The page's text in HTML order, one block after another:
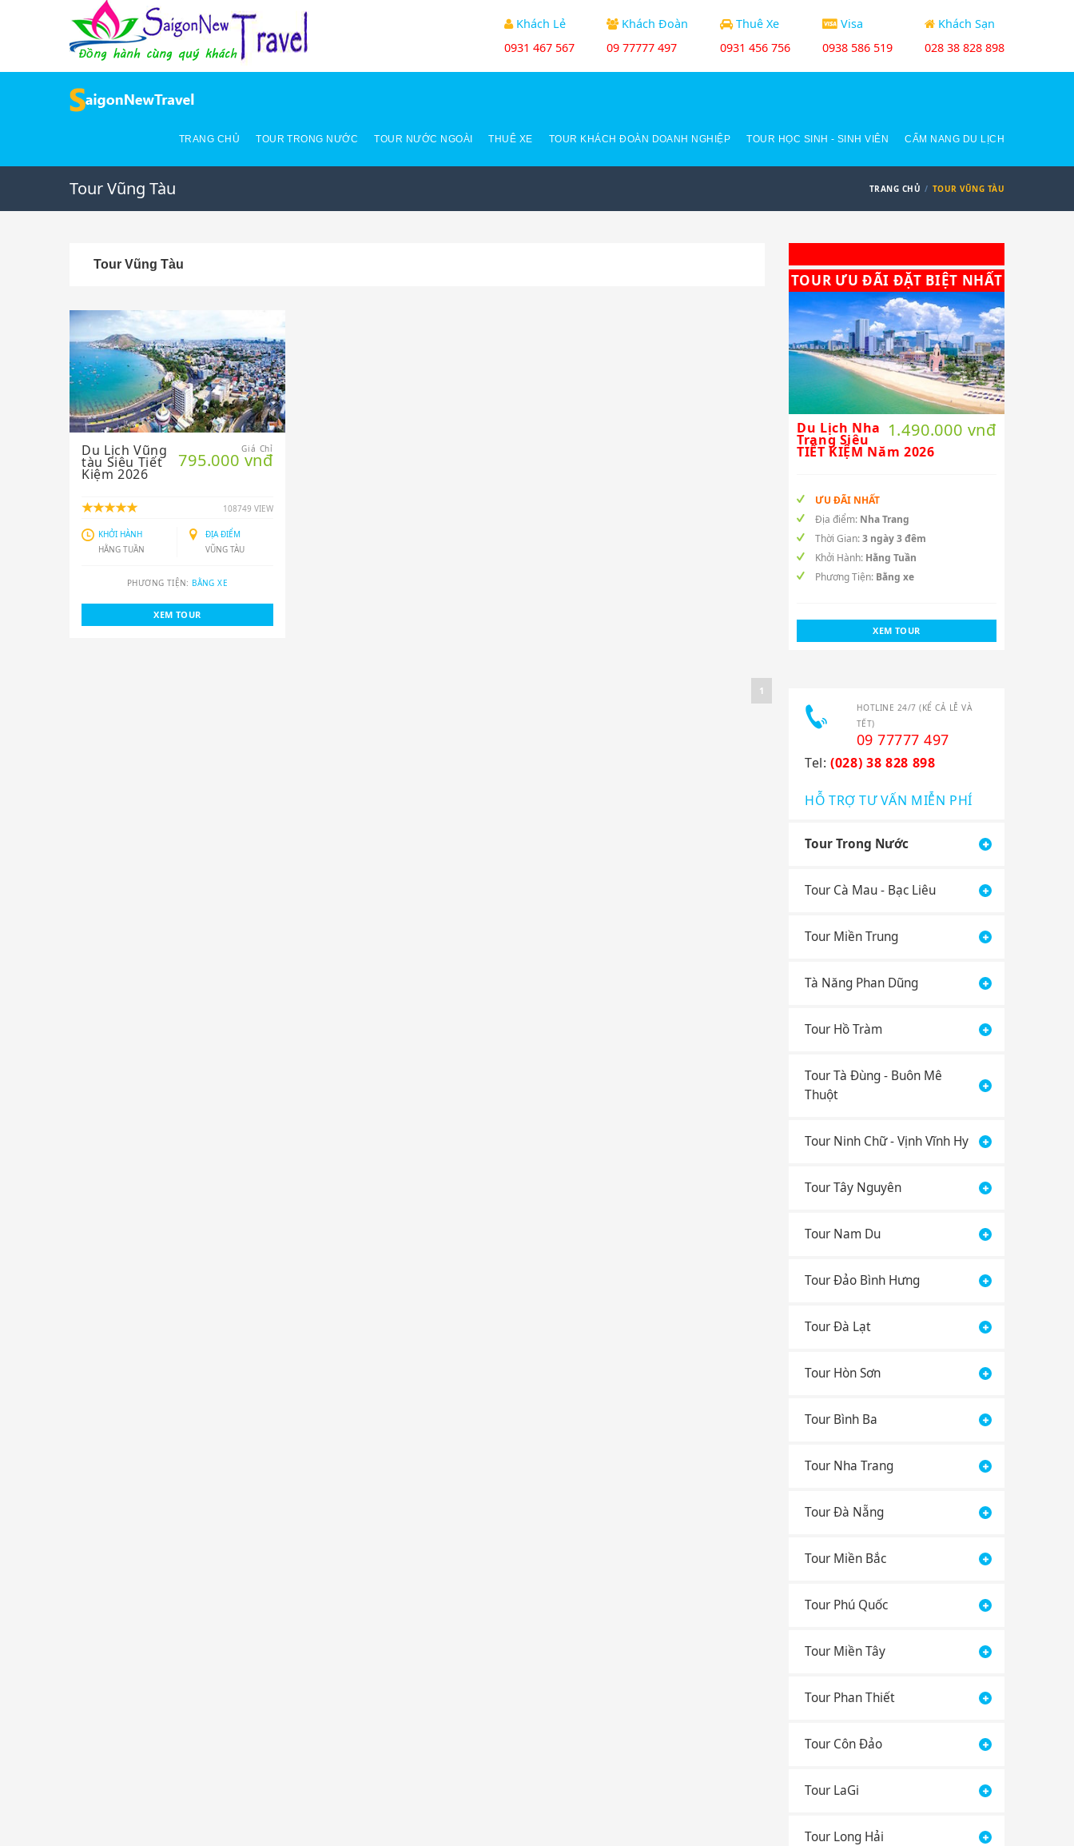
Khách Lẻ
0931 467 567
Khách Đoàn
09 77777 497
Thuê Xe
0931 456 756
Visa
0938 586 519
Khách Sạn
028 38 828 898
TRANG CHỦ TOUR TRONG NƯỚC TOUR NƯỚC NGOÀI THUÊ XE TOUR KHÁCH ĐOÀN DOANH NGHIỆP TOUR HỌC SINH - SINH VIÊN CẨM NANG DU LỊCH
Tour Vũng Tàu TRANG CHỦ TOUR VŨNG TÀU
Tour Vũng Tàu
Giá Chỉ
795.000 vnđ
Du Lịch Vũng
tàu Siêu Tiết
Kiệm 2026
108749 VIEW
KHỞI HÀNH
HẰNG TUẦN
ĐỊA ĐIỂM
VŨNG TÀU
PHƯƠNG TIỆN: BẰNG XE
XEM TOUR
1
TOUR ƯU ĐÃI ĐẶT BIỆT NHẤT
1.490.000 vnđ
Du Lịch Nha
Trang Siêu
TIẾT KIỆM Năm 2026
ƯU ĐÃI NHẤT
Địa điểm: Nha Trang
Thời Gian:3 ngày 3 đêm
Khởi Hành: Hằng Tuần
Phương Tiện: Bằng xe
XEM TOUR
HOTLINE 24/7 (KỂ CẢ LỄ VÀ
TẾT)
09 77777 497
Tel: (028) 38 828 898
HỖ TRỢ TƯ VẤN MIỄN PHÍ
Tour Trong Nước
Tour Cà Mau - Bạc Liêu
Tour Miền Trung
Tà Năng Phan Dũng
Tour Hồ Tràm
Tour Tà Đùng - Buôn Mê
Thuột
Tour Ninh Chữ - Vịnh Vĩnh Hy
Tour Tây Nguyên
Tour Nam Du
Tour Đảo Bình Hưng
Tour Đà Lạt
Tour Hòn Sơn
Tour Bình Ba
Tour Nha Trang
Tour Đà Nẵng
Tour Miền Bắc
Tour Phú Quốc
Tour Miền Tây
Tour Phan Thiết
Tour Côn Đảo
Tour LaGi
Tour Long Hải